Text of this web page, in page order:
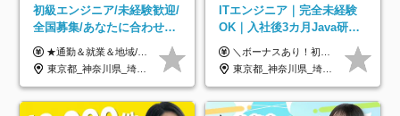
初級エンジニア/未経験歓迎/
全国募集/あなたに合わせた
オリジナル研修をご用
意/AI・IoT/残業平均8時間
★通勤＆就業＆地域/住宅＆役職手当あり ★残業代は全額支給 ★選べる給与制度あり！ ■東京・神奈川・千葉・埼玉勤務の場合 月給24.5万円～55万円＋諸手当 （残業代は全額支給） (20,000円の地域/住宅手当込み) ■愛知・京都・大阪・兵庫勤務の場合 月給24万円以上＋諸手当 （残業代は全額支給） (15,000円の地域/住宅手当込み) ■茨城・栃木・群馬・静岡・三重・滋賀・広島・福岡勤務の場合 月給23.5万円以上＋諸手当 （残業代は全額支給） (10,000円の地域/住宅手当込み) ■北海道・宮城・山梨・長野・岐阜・奈良・和歌山・岡山勤務の場合 月給23万円以上＋諸手当 （残業代は全額支給） (5,000円の地域/住宅手当込み) ■その他のエリア勤務の場合 月給22.5万円以上＋諸手当 （残業代は全額支給） ※経験や能力を考慮し、当社規定により優遇します 【昇給：年一回実施】 【選べる給与制度】 ★収入を重視する方に… 「変動型人事制度」の選択も可能（派遣先からの評価に応じて収入アップ！） ※年2回のタイミングで希望者と面談の上決定します。
東京都_神奈川県_埼玉県_千葉県_大阪府_愛知県_北海道_岩手県_宮城県_山形県_福島県_茨城県_栃木県_群馬県_山梨県_長野県_富山県_石川県_静岡県_岐阜県_三重県_兵庫県_京都府_滋賀県_奈良県_広島県_岡山県_山口県_愛媛県_福岡県_熊本県_長崎県
ITエンジニア｜完全未経験
OK｜入社後3カ月Java研修
｜リモート率8割以上｜充実
のキャリア支援｜残業月10h
＼ボーナスあり！初年度から年収300万円以上／ ■月給25万円～35万円＋残業代全額支給＋各種手当＋賞与年1回 ◎経験・年齢・スキルなどを考慮し、できるだけ優遇します ◎試用期間中(3カ月)は契約社員で、月給21万円＋諸手当になります。 (試用期間中は残業が発生しません。その他の待遇に変更はありません) ----------------- ＼3つの評価軸！実力次第で早期収入アップ！／ 【1】スキル(IT理解、実装力、設計) 【2】実務力(現場評価、コミュ力、品質) 【3】姿勢(自走力、意欲、責任感) この3つの評価軸で、3カ月ごとに評価。社内グレードにより、給与が決まる明確な仕組みです。何ができれば給与が上がるのか分かりやすく、実力や努力次第で早期に収入を増やせます！ 【固定残業代について】 なし（残業代は、実際の労働時間に応じて別途全額支給）
東京都_神奈川県_埼玉県_千葉県_大阪府_愛知県_北海道_青森県_岩手県_宮城県_秋田県_山形県_福島県_茨城県_栃木県_群馬県_新潟県_山梨県_長野県_富山県_石川県_福井県_静岡県_岐阜県_三重県_兵庫県_京都府_滋賀県_奈良県_和歌山県_広島県_岡山県_鳥取県_島根県_山口県_徳島県_香川県_愛媛県_高知県_福岡県_熊本県_佐賀県_長崎県_大分県_宮崎県_鹿児島県_沖縄県